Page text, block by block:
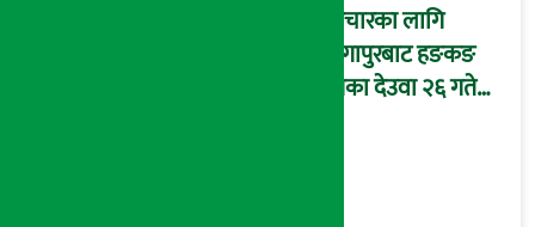
उपचारका लागि
सिंगापुरबाट हङकङ
पुगेका देउवा २६ गते